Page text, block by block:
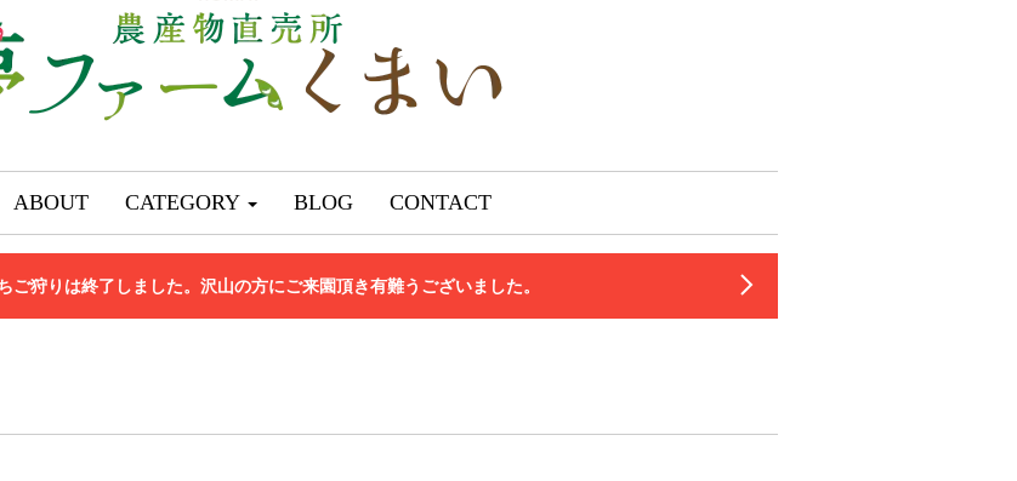
ABOUT CATEGORY BLOG CONTACT
ご狩りは終了しました。沢山の方にご来園頂き有難うございました。